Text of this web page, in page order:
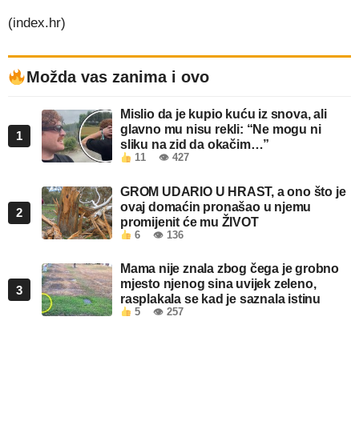
(index.hr)
Možda vas zanima i ovo
1
Mislio da je kupio kuću iz snova, ali
glavno mu nisu rekli: “Ne mogu ni
sliku na zid da okačim…”
11 👁 427
2
GROM UDARIO U HRAST, a ono što je
ovaj domaćin pronašao u njemu
promijenit će mu ŽIVOT
6 👁 136
3
Mama nije znala zbog čega je grobno
mjesto njenog sina uvijek zeleno,
rasplakala se kad je saznala istinu
5 👁 257